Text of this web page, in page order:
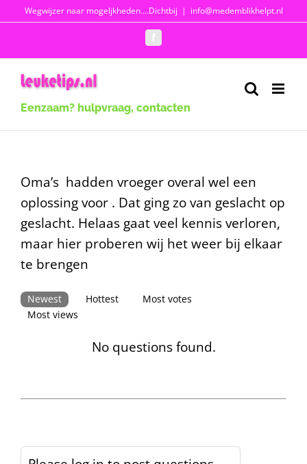
Wegwijzer naar mogeljkheden....Dichtbij | info@medemblikhelpt.nl
Eenzaam? hulpvraag, contacten
Oma’s hadden vroeger overal wel een
oplossing voor . Dat ging zo van geslacht op
geslacht. Helaas gaat veel kennis verloren,
maar hier proberen wij het weer bij elkaar
te brengen
Newest Hottest
Most votes
Most views
No questions found.